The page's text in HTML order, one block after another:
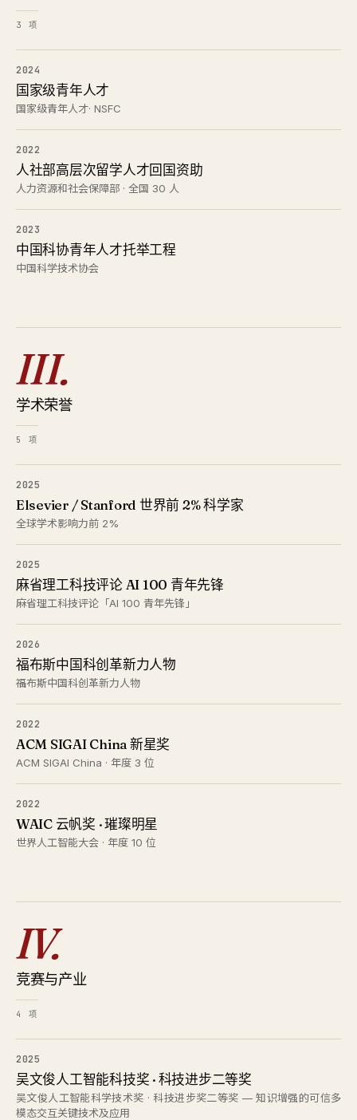
3 项
2024
国家级青年人才
国家级青年人才· NSFC
2022
人社部高层次留学人才回国资助
人力资源和社会保障部 · 全国 30 人
2023
中国科协青年人才托举工程
中国科学技术协会
III.
学术荣誉
5 项
2025
Elsevier / Stanford 世界前 2% 科学家
全球学术影响力前 2%
2025
麻省理工科技评论 AI 100 青年先锋
麻省理工科技评论「AI 100 青年先锋」
2026
福布斯中国科创革新力人物
福布斯中国科创革新力人物
2022
ACM SIGAI China 新星奖
ACM SIGAI China · 年度 3 位
2022
WAIC 云帆奖 · 璀璨明星
世界人工智能大会 · 年度 10 位
IV.
竞赛与产业
4 项
2025
吴文俊人工智能科技奖 · 科技进步二等奖
吴文俊人工智能科学技术奖 · 科技进步奖二等奖 — 知识增强的可信多
模态交互关键技术及应用